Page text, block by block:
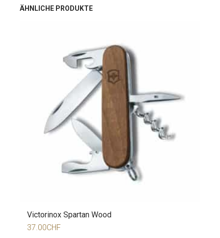
ÄHNLICHE PRODUKTE
Victorinox Spartan Wood
37.00CHF